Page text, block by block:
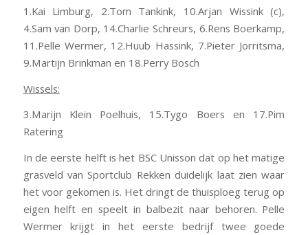
1.Kai Limburg, 2.Tom Tankink, 10.Arjan Wissink (c),
4.Sam van Dorp, 14.Charlie Schreurs, 6.Rens Boerkamp,
11.Pelle Wermer, 12.Huub Hassink, 7.Pieter Jorritsma,
9.Martijn Brinkman en 18.Perry Bosch
Wissels:
3.Marijn Klein Poelhuis, 15.Tygo Boers en 17.Pim
Ratering
In de eerste helft is het BSC Unisson dat op het matige
grasveld van Sportclub Rekken duidelijk laat zien waar
het voor gekomen is. Het dringt de thuisploeg terug op
eigen helft en speelt in balbezit naar behoren. Pelle
Wermer krijgt in het eerste bedrijf twee goede